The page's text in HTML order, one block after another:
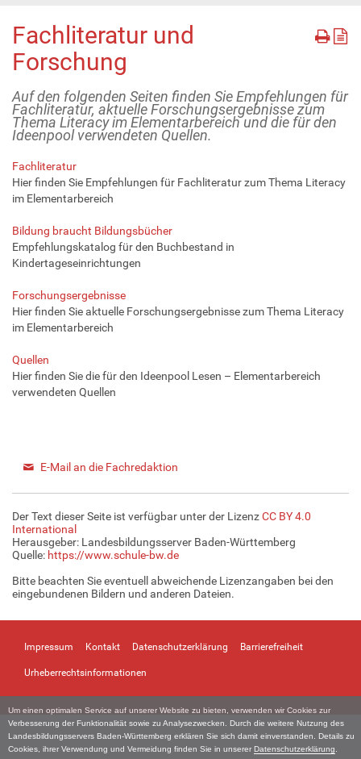
Um einen optimalen Service auf unserer Website zu bieten, verwenden wir Cookies zur
Verbesserung der Funktionalität sowie zu Analysezwecken. Durch die weitere Nutzung des
Landesbildungsservers Baden-Württemberg erklären Sie sich damit einverstanden. Details zu
Cookies, ihrer Verwendung und Vermeidung finden Sie in unserer Datenschutzerklärung
Fachliteratur und
Forschung
Auf den folgenden Seiten finden Sie Empfehlungen für
Fachliteratur, aktuelle Forschungsergebnisse zum
Thema Literacy im Elementarbereich und die für den
Ideenpool verwendeten Quellen.
Fachliteratur
Hier finden Sie Empfehlungen für Fachliteratur zum Thema Literacy
im Elementarbereich
Bildung braucht Bildungsbücher
Empfehlungskatalog für den Buchbestand in
Kindertageseinrichtungen
Forschungsergebnisse
Hier finden Sie aktuelle Forschungsergebnisse zum Thema Literacy
im Elementarbereich
Quellen
Hier finden Sie die für den Ideenpool Lesen – Elementarbereich
verwendeten Quellen
E-Mail an die Fachredaktion
Der Text dieser Seite ist verfügbar unter der LizenzCC BY 4.0
International
Herausgeber: Landesbildungsserver Baden-Württemberg
Quelle: https://www.schule-bw.de
Bitte beachten Sie eventuell abweichende Lizenzangaben bei den
eingebundenen Bildern und anderen Dateien.
Impressum Kontakt Datenschutzerklärung Barrierefreiheit
Urheberrechtsinformationen